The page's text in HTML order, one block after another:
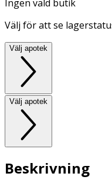
Ingen vald butik
Välj för att se
Välj apotek
Välj apotek
Beskrivning